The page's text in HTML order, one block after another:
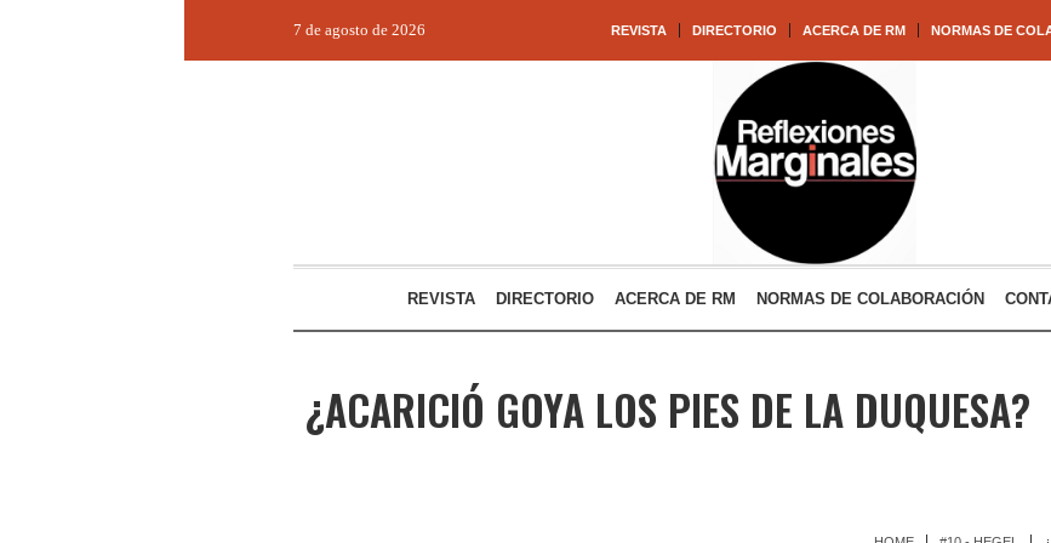
REVISTA DIRECTORIO ACERCA DE RM NORMAS DE
7 de agosto de 2026
REVISTA DIRECTORIO ACERCA DE RM NORMAS DE COLABORACIÓN
¿ACARICIÓ GOYA LOS PIES DE LA DUQUESA?